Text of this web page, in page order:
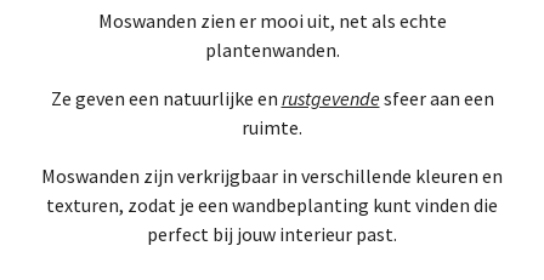
Moswanden zien er mooi uit, net als echte
plantenwanden.
Ze geven een natuurlijke en rustgevendesfeer aan een
ruimte.
Moswanden zijn verkrijgbaar in verschillende kleuren en
texturen, zodat je een wandbeplanting kunt vinden die
perfect bij jouw interieur past.